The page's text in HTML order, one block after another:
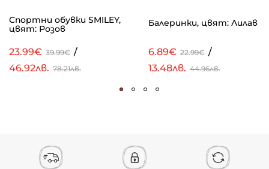
Спортни обувки SMILEY,
цвят: Розов
23.99€ 39.99€ /
46.92лв. 78.21лв.
Балеринки, цвят: Лилав
6.89€ 22.99€ /
13.48лв. 44.96лв.